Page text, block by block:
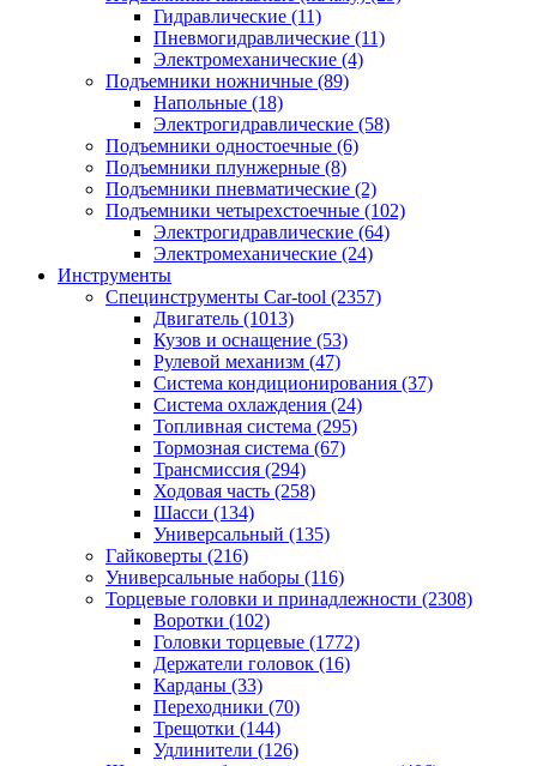
Гидравлические (11)
Пневмогидравлические (11)
Электромеханические (4)
Подъемники ножничные (89)
Напольные (18)
Электрогидравлические (58)
Подъемники одностоечные (6)
Подъемники плунжерные (8)
Подъемники пневматические (2)
Подъемники четырехстоечные (102)
Электрогидравлические (64)
Электромеханические (24)
Инструменты
Специнструменты Car-tool (2357)
Двигатель (1013)
Кузов и оснащение (53)
Рулевой механизм (47)
Система кондиционирования (37)
Система охлаждения (24)
Топливная система (295)
Тормозная система (67)
Трансмиссия (294)
Ходовая часть (258)
Шасси (134)
Универсальный (135)
Гайковерты (216)
Универсальные наборы (116)
Торцевые головки и принадлежности (2308)
Воротки (102)
Головки торцевые (1772)
Держатели головок (16)
Карданы (33)
Переходники (70)
Трещотки (144)
Удлинители (126)